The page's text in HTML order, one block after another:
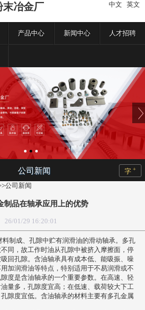
末冶金厂 中文 英文
产品中心 新闻中心 人才招聘
公司新闻 字 +
公司新闻
制品在轴承应用上的优势
26/01/29 16:20:01
成、孔隙中贮有润滑油的滑动轴承。多孔
同，故工作时油从孔隙中被挤入摩擦面，停
回孔隙。含油轴承具有成本低、能吸振、噪
加润滑油等特点，特别适用于不易润滑或不
度是含油轴承的一个重要参数。在高速、轻
量多，孔隙度宜高；在低速、载荷较大下工
隙度宜低。含油轴承的材料主要有多孔金属